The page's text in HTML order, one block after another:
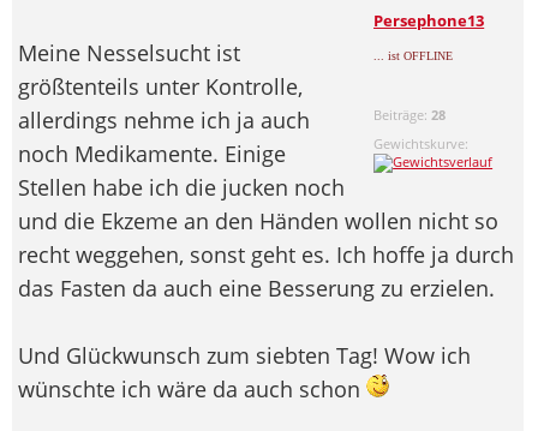
Persephone13
... ist OFFLINE
Beiträge: 28
Gewichtskurve:
Meine Nesselsucht ist
größtenteils unter Kontrolle,
allerdings nehme ich ja auch
noch Medikamente. Einige
Stellen habe ich die jucken noch
und die Ekzeme an den Händen wollen nicht so
recht weggehen, sonst geht es. Ich hoffe ja durch
das Fasten da auch eine Besserung zu erzielen.
Und Glückwunsch zum siebten Tag! Wow ich
wünschte ich wäre da auch schon